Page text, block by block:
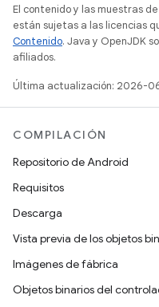
El contenido y las muestras
están sujetas a las licencias
Contenido. Java y OpenJDK
afiliados.
Última actualización: 2026-
COMPILACIÓN
Repositorio de Android
Requisitos
Descarga
Vista previa de los objetos
Imágenes de fábrica
Objetos binarios del